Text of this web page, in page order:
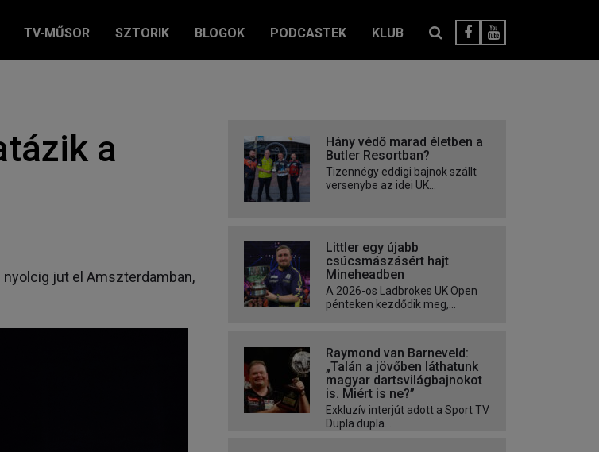
TV-MŰSOR SZTORIK BLOGOK PODCASTEK KLUB
a
jut el Amszterdamban,
Hány védő marad életben a
Butler Resortban?
Tizennégy eddigi bajnok szállt
versenybe az idei UK...
Littler egy újabb
csúcsmászásért hajt
Mineheadben
A 2026-os Ladbrokes UK Open
pénteken kezdődik meg,...
Raymond van Barneveld:
„Talán a jövőben láthatunk
magyar dartsvilágbajnokot
is. Miért is ne?”
Exkluzív interjút adott a Sport TV
Dupla dupla...